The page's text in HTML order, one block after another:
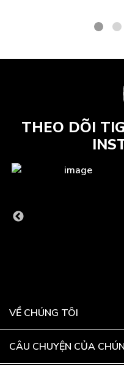
THEO DÕI
VỀ CHÚNG TÔI
CÂU CHUYỆN CỦA